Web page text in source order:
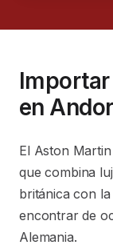
en
El Aston
que combina
británica con
encontrar de
Alemania.